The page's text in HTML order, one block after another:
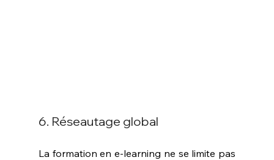
6. Réseautage global
La formation en e-learning ne se limite pas